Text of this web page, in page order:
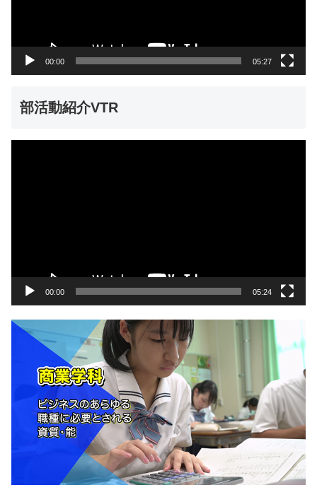
00:00 05:27
部活動紹介VTR
00:00 05:24